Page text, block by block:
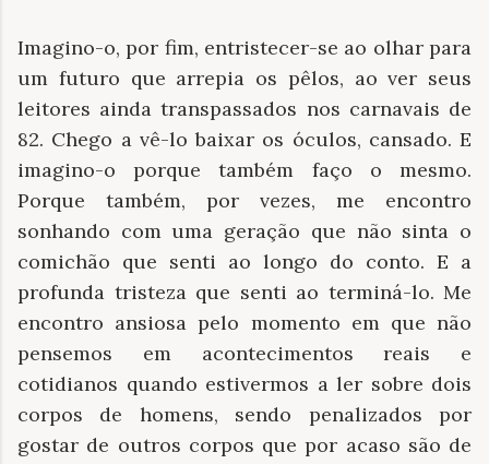
Imagino-o, por fim, entristecer-se ao olhar para
um futuro que arrepia os pêlos, ao ver seus
leitores ainda transpassados nos carnavais de
82. Chego a vê-lo baixar os óculos, cansado. E
imagino-o porque também faço o mesmo.
Porque também, por vezes, me encontro
sonhando com uma geração que não sinta o
comichão que senti ao longo do conto. E a
profunda tristeza que senti ao terminá-lo. Me
encontro ansiosa pelo momento em que não
pensemos em acontecimentos reais e
cotidianos quando estivermos a ler sobre dois
corpos de homens, sendo penalizados por
gostar de outros corpos que por acaso são de